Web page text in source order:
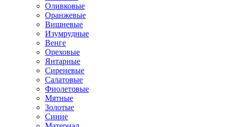
Оливковые
Оранжевые
Вишневые
Изумрудные
Венге
Ореховые
Янтарные
Сиреневые
Салатовые
Фиолетовые
Мятные
Золотые
Синие